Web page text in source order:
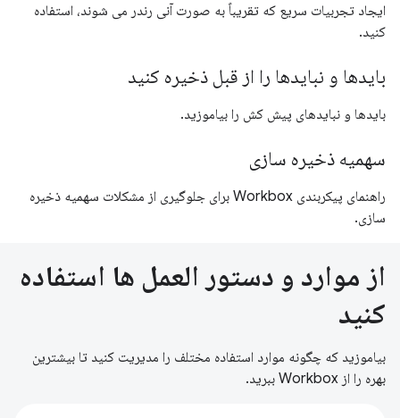
ایجاد تجربیات سریع که تقریباً به صورت آنی رندر می شوند، استفاده
کنید.
بایدها و نبایدها را از قبل ذخیره کنید
بایدها و نبایدهای پیش کش را بیاموزید.
سهمیه ذخیره سازی
راهنمای پیکربندی Workbox برای جلوگیری از مشکلات سهمیه ذخیره
سازی.
از موارد و دستور العمل ها استفاده
کنید
بیاموزید که چگونه موارد استفاده مختلف را مدیریت کنید تا بیشترین
بهره را از Workbox ببرید.